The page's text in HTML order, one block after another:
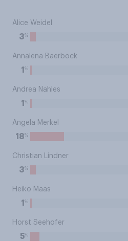
Alice Weidel
3%
Annalena Baerbock
1 %
Andrea Nahles
1 %
Angela Merkel
18%
Christian Lindner
3%
Heiko Maas
1 %
Horst Seehofer
5%